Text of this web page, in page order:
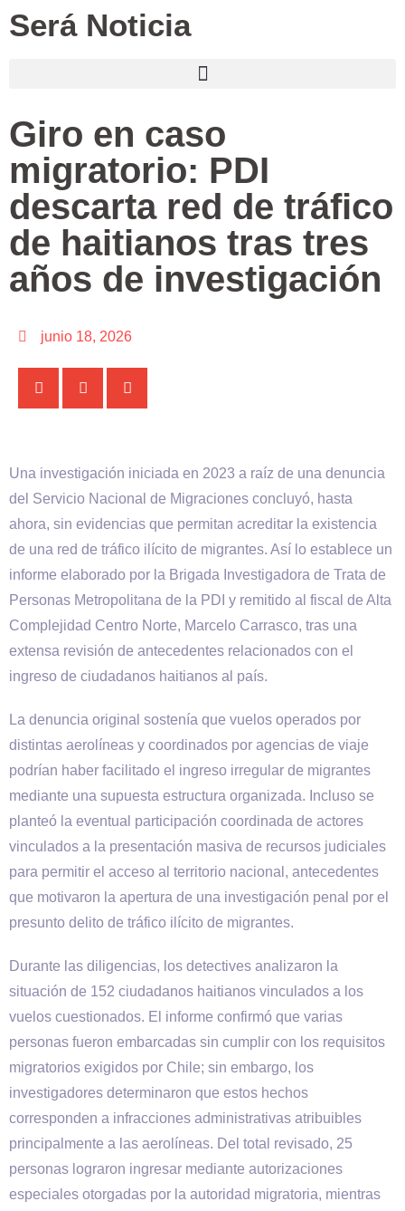
Será Noticia
Giro en caso
migratorio: PDI
descarta red de tráfico
de haitianos tras tres
años de investigación
junio 18, 2026
Una investigación iniciada en 2023 a raíz de una denuncia
del Servicio Nacional de Migraciones concluyó, hasta
ahora, sin evidencias que permitan acreditar la existencia
de una red de tráfico ilícito de migrantes. Así lo establece un
informe elaborado por la Brigada Investigadora de Trata de
Personas Metropolitana de la PDI y remitido al fiscal de Alta
Complejidad Centro Norte, Marcelo Carrasco, tras una
extensa revisión de antecedentes relacionados con el
ingreso de ciudadanos haitianos al país.
La denuncia original sostenía que vuelos operados por
distintas aerolíneas y coordinados por agencias de viaje
podrían haber facilitado el ingreso irregular de migrantes
mediante una supuesta estructura organizada. Incluso se
planteó la eventual participación coordinada de actores
vinculados a la presentación masiva de recursos judiciales
para permitir el acceso al territorio nacional, antecedentes
que motivaron la apertura de una investigación penal por el
presunto delito de tráfico ilícito de migrantes.
Durante las diligencias, los detectives analizaron la
situación de 152 ciudadanos haitianos vinculados a los
vuelos cuestionados. El informe confirmó que varias
personas fueron embarcadas sin cumplir con los requisitos
migratorios exigidos por Chile; sin embargo, los
investigadores determinaron que estos hechos
corresponden a infracciones administrativas atribuibles
principalmente a las aerolíneas. Del total revisado, 25
personas lograron ingresar mediante autorizaciones
especiales otorgadas por la autoridad migratoria, mientras